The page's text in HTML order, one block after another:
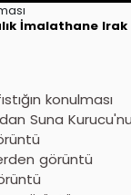
İmalathane Irak
konulması
Suna
görüntü